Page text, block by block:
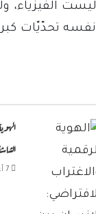
الفيزياء،
تحدّيّات
7 أغسطس، 2026